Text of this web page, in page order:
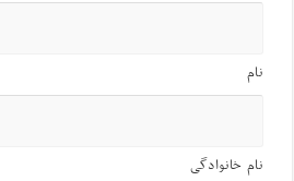
نام
نام خانوادگی